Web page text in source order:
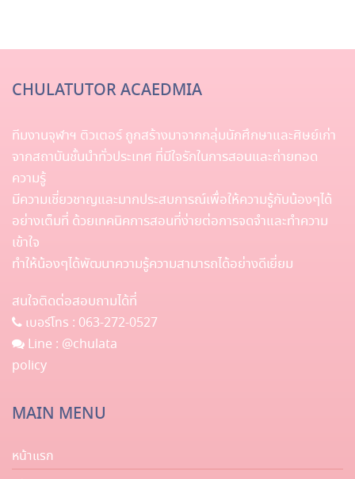
CHULATUTOR ACAEDMIA
ทีมงานจุฬาฯ ติวเตอร์ ถูกสร้างมาจากกลุ่มนักศึกษาและศิษย์เก่า
จากสถาบันชั้นนำทั่วประเทศ ที่มีใจรักในการสอนและถ่ายทอด
ความรู้
มีความเชี่ยวชาญและมากประสบการณ์เพื่อให้ความรู้กับน้องๆได้
อย่างเต็มที่ ด้วยเทคนิคการสอนที่ง่ายต่อการจดจำและทำความ
เข้าใจ
ทำให้น้องๆได้พัฒนาความรู้ความสามารถได้อย่างดีเยี่ยม
สนใจติดต่อสอบถามได้ที่
เบอร์โทร : 063-272-0527
Line : @chulata
policy
MAIN MENU
หน้าแรก